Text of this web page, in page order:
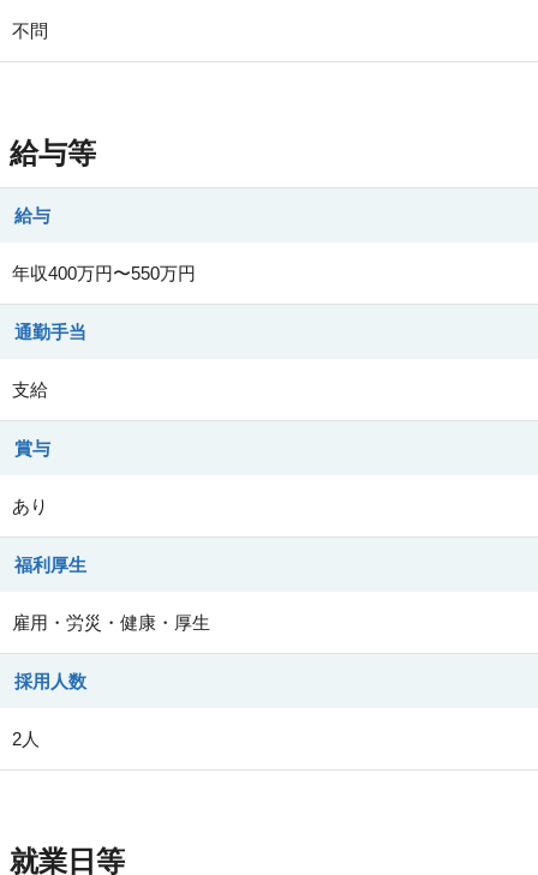
不問
給与等
給与
年収400万円〜550万円
通勤手当
支給
賞与
あり
福利厚生
雇用・労災・健康・厚生
採用人数
2人
就業日等